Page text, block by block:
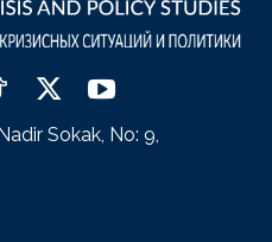
Sokak, No: 9,